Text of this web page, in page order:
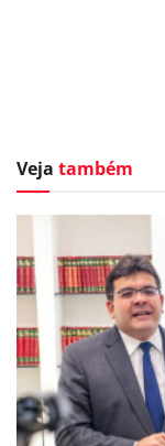
Veja também